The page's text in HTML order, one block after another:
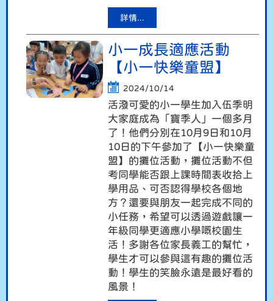
詳情...
小一成長適應活動
【小一快樂童盟】
2024/10/14
活潑可愛的小一學生加入伍季明
大家庭成為「寶季人」一個多月
了！他們分別在10月9日和10月
10日的下午參加了【小一快樂童
盟】的攤位活動，攤位活動不但
考同學能否跟上課時間表收拾上
學用品、可否認得學校各個地
方？還要與朋友一起完成不同的
小任務，希望可以透過遊戲讓一
年級同學更適應小學嘅校園生
活！多謝各位家長義工的幫忙，
學生才可以參與這有趣的攤位活
動！學生的笑臉永遠是最好看的
風景！